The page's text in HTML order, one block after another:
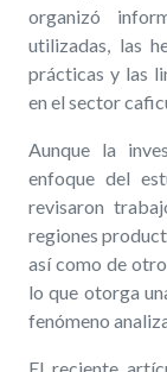
organizó
utilizadas, las
prácticas y las
en el sector
Aunque la
enfoque del
revisaron
regiones
así como de
lo que otorga
fenómeno
El reciente